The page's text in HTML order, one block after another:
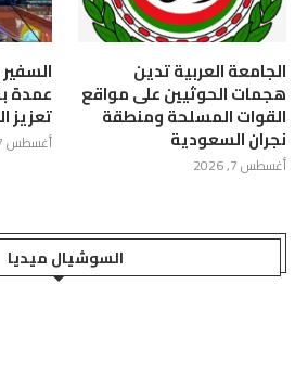
الجامعة العربية تدين
هجمات الحوثيين على مواقع
القوات المسلحة ومنطقة
نجران السعودية
أغسطس 7, 2026
عمدة
تعزيز
أغسطس 7, 2026
السوشيال ميديا